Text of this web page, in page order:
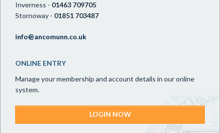
Inverness - 01463 709705
Stornoway - 01851 703487
info@ancomunn.co.uk
ONLINE ENTRY
Manage your membership and account details in our online
system.
LOGIN NOW